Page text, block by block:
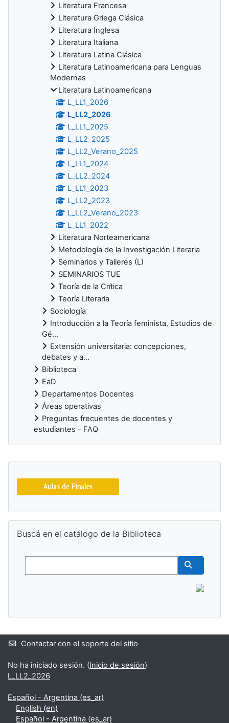
Literatura Francesa
Literatura Griega Clásica
Literatura Inglesa
Literatura Italiana
Literatura Latina Clásica
Literatura Latinoamericana para Lenguas
Modernas
Literatura Latinoamericana
L_LL1_2026
L_LL2_2026
L_LL1_2025
L_LL2_2025
L_LL2_Verano_2025
L_LL1_2024
L_LL2_2024
L_LL1_2023
L_LL2_2023
L_LL2_Verano_2023
L_LL1_2022
Literatura Norteamericana
Metodología de la Investigación Literaria
Seminarios y Talleres (L)
SEMINARIOS TUE
Teoría de la Crítica
Teoría Literaria
Sociología
Introducción a la Teoría feminista, Estudios de
Gé...
Extensión universitaria: concepciones,
debates y a...
Biblioteca
EaD
Departamentos Docentes
Áreas operativas
Preguntas frecuentes de docentes y
estudiantes - FAQ
Bloques suplementarios
Buscá en el catálogo de la Biblioteca
Buscar
Contactar con el soporte del sitio
No ha iniciado sesión. (Inicio de sesión)
L_LL2_2026
Español - Argentina ‎(es_ar)‎
English ‎(en)‎
Español - Argentina ‎(es_ar)‎